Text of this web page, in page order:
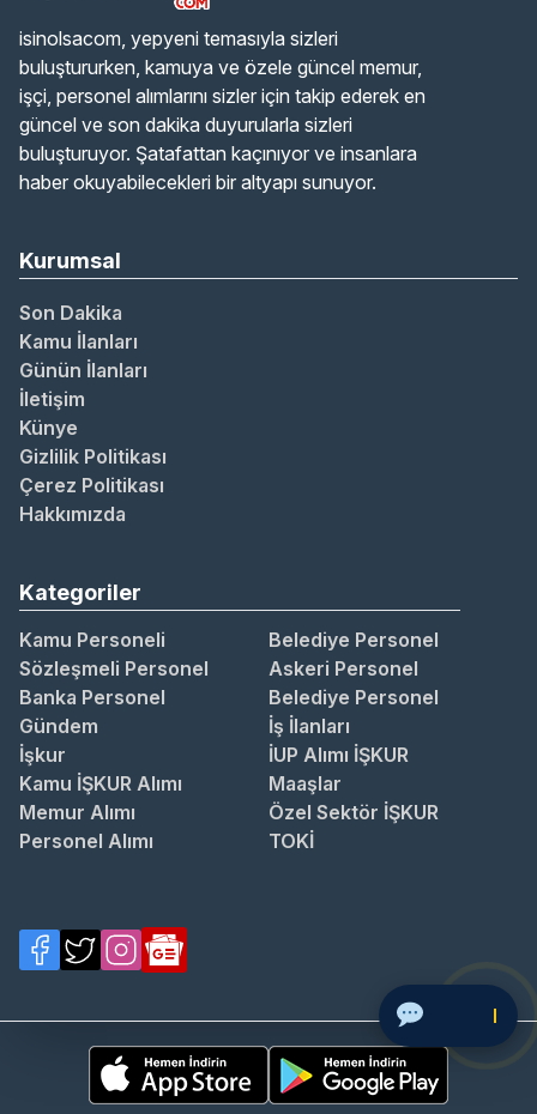
isinolsacom, yepyeni temasıyla sizleri
buluştururken, kamuya ve özele güncel memur,
işçi, personel alımlarını sizler için takip ederek en
güncel ve son dakika duyurularla sizleri
buluşturuyor. Şatafattan kaçınıyor ve insanlara
haber okuyabilecekleri bir altyapı sunuyor.
Kurumsal
Son Dakika
Kamu İlanları
Günün İlanları
İletişim
Künye
Gizlilik Politikası
Çerez Politikası
Hakkımızda
Kategoriler
Kamu Personeli
Belediye Personel
Sözleşmeli Personel
Askeri Personel
Banka Personel
Belediye Personel
Gündem
İş İlanları
İşkur
İUP Alımı İŞKUR
Kamu İŞKUR Alımı
Maaşlar
Memur Alımı
Özel Sektör İŞKUR
Personel Alımı
TOKİ